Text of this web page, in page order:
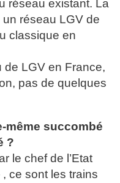
réseau existant. La
réseau LGV de
classique en
de LGV en France,
pas de quelques
même succombé
?
le chef de l’Etat
ce sont les trains